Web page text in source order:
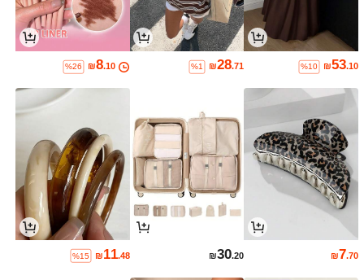
₪53.10
%10
₪28.71
%1
₪8.10
%26
₪7.70
₪30.20
₪11.48
%15